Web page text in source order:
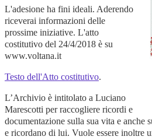
L'adesione ha fini ideali. Aderendo
riceverai informazioni delle
prossime iniziative. L'atto
costitutivo del 24/4/2018 è su
www.voltana.it
Testo dell'Atto costitutivo.
L’Archivio è intitolato a Luciano
Marescotti per raccogliere ricordi e
documentazione sulla sua vita e anche
e ricordano di lui. Vuole essere inoltre